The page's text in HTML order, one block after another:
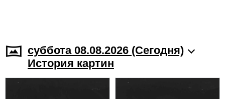
суббота 08.08.2026 (Cегодня)
История картин